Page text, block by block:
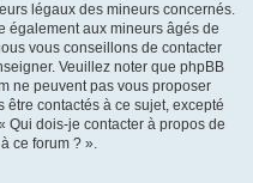
légaux des mineurs concernés.
également aux mineurs âgés de
vous conseillons de contacter
Veuillez noter que phpBB
ne peuvent pas vous proposer
être contactés à ce sujet, excepté
Qui dois-je contacter à propos de
ce forum ? ».